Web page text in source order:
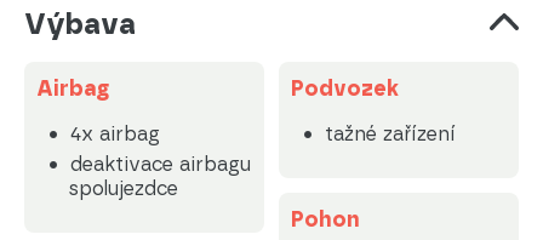
Výbava
Airbag
4x airbag
deaktivace airbagu
spolujezdce
Podvozek
tažné zařízení
Pohon